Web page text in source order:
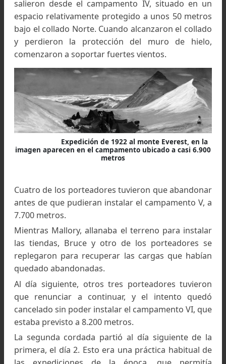
Llegó a ser un militar y montañero
destacado y apreciado, pariente lejano de
Mallory, el comandante Norton, fue
miembro de la segunda expedición al Everest
1922, y posteriormente, en la expedición del
1924.
Respecto a esto en la segunda tentativa de
de la expedición de 1924, fue llevada a cabo
entonces mayor Edward Norton, oficial del
inglés, y por Howard Somervell, cirujano en
hospital londinense.
en la arista Norte.
El 1 de junio, Mallory, Bruce y nueve
iniciaron la marcha para realizar el primer
salieron desde el campamento IV, situado en
espacio relativamente protegido a unos 50
bajo el collado Norte. Cuando alcanzaron el
y perdieron la protección del muro de
comenzaron a soportar fuertes vientos.